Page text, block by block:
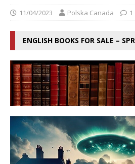
11/04/2023 Polska Canada 1
ENGLISH BOOKS FOR SALE –